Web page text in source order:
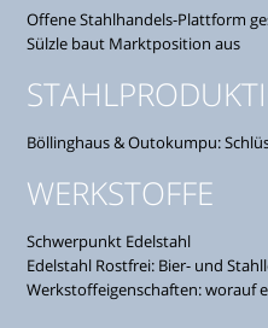
Offene Stahlhandels-Plattform
Sülzle baut Marktposition aus
Böllinghaus & Outokumpu:
WERKSTOFFE
Schwerpunkt Edelstahl
Edelstahl Rostfrei: Bier- und
Werkstoffeigenschaften: worauf